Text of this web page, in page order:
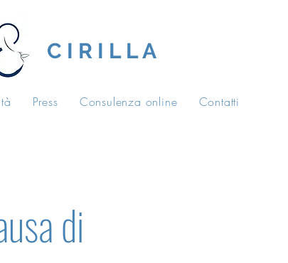
C I R I L L A
Press Consulenza online Contatti
di